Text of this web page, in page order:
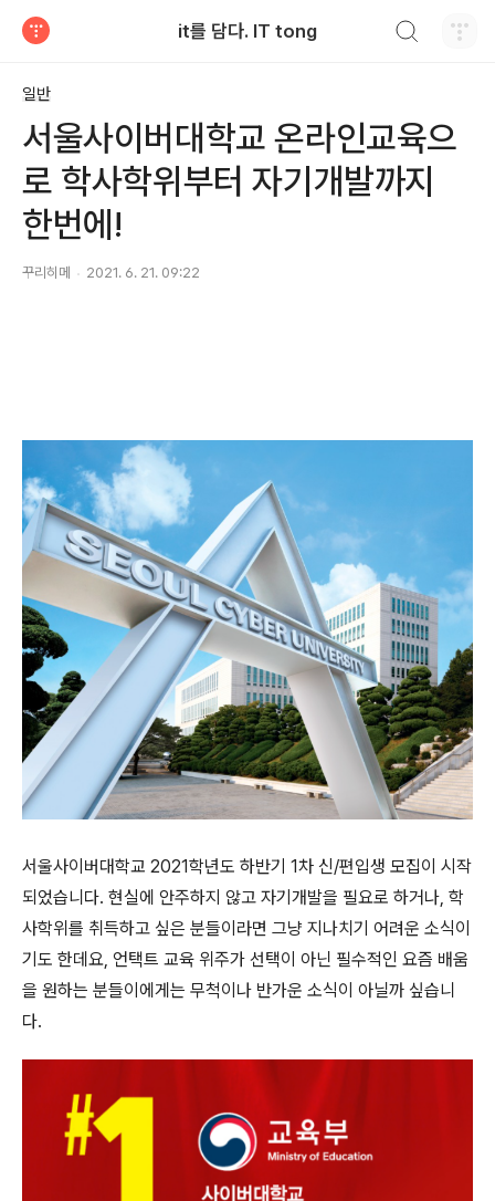
it를 담다. IT tong
일반
서울사이버대학교 온라인교육으
로 학사학위부터 자기개발까지
한번에!
꾸리히메 2021. 6. 21. 09:22
서울사이버대학교 2021학년도 하반기 1차 신/편입생 모집이 시작
되었습니다. 현실에 안주하지 않고 자기개발을 필요로 하거나, 학
사학위를 취득하고 싶은 분들이라면 그냥 지나치기 어려운 소식이
기도 한데요, 언택트 교육 위주가 선택이 아닌 필수적인 요즘 배움
을 원하는 분들이에게는 무척이나 반가운 소식이 아닐까 싶습니
다.